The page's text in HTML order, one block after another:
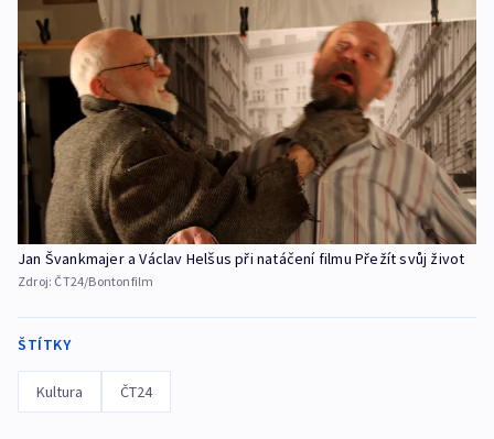
Jan Švankmajer a Václav Helšus při natáčení filmu Přežít svůj život
Zdroj: ČT24/Bontonfilm
ŠTÍTKY
Kultura ČT24